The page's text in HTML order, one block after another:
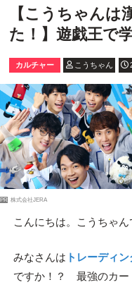
【こうちゃんは
た！】遊戯王で
カルチャー こうちゃん
PR 株式会社JERA
こんにちは。こうちゃん
みなさんは トレーディ
ですか！？ 最強のカー